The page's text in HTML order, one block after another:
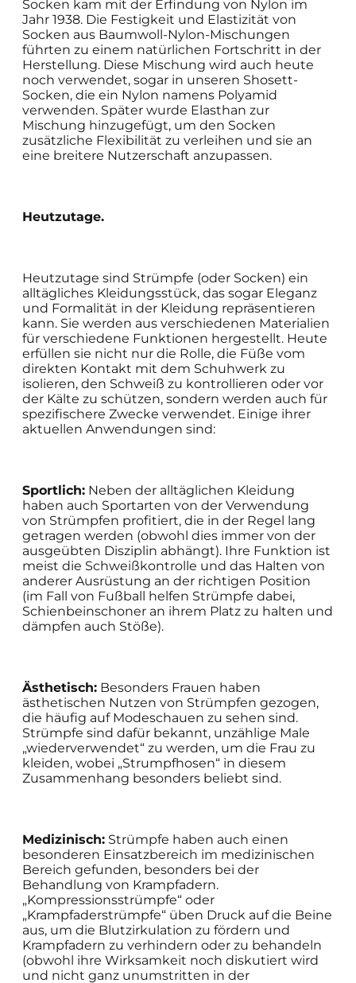
Socken kam mit der Erfindung von Nylon im
Jahr 1938. Die Festigkeit und Elastizität von
Socken aus Baumwoll-Nylon-Mischungen
führten zu einem natürlichen Fortschritt in der
Herstellung. Diese Mischung wird auch heute
noch verwendet, sogar in unseren Shosett-
Socken, die ein Nylon namens Polyamid
verwenden. Später wurde Elasthan zur
Mischung hinzugefügt, um den Socken
zusätzliche Flexibilität zu verleihen und sie an
eine breitere Nutzerschaft anzupassen.
Heutzutage.
Heutzutage sind Strümpfe (oder Socken) ein
alltägliches Kleidungsstück, das sogar Eleganz
und Formalität in der Kleidung repräsentieren
kann. Sie werden aus verschiedenen Materialien
für verschiedene Funktionen hergestellt. Heute
erfüllen sie nicht nur die Rolle, die Füße vom
direkten Kontakt mit dem Schuhwerk zu
isolieren, den Schweiß zu kontrollieren oder vor
der Kälte zu schützen, sondern werden auch für
spezifischere Zwecke verwendet. Einige ihrer
aktuellen Anwendungen sind:
Sportlich: Neben der alltäglichen Kleidung
haben auch Sportarten von der Verwendung
von Strümpfen profitiert, die in der Regel lang
getragen werden (obwohl dies immer von der
ausgeübten Disziplin abhängt). Ihre Funktion ist
meist die Schweißkontrolle und das Halten von
anderer Ausrüstung an der richtigen Position
(im Fall von Fußball helfen Strümpfe dabei,
Schienbeinschoner an ihrem Platz zu halten und
dämpfen auch Stöße).
Ästhetisch: Besonders Frauen haben
ästhetischen Nutzen von Strümpfen gezogen,
die häufig auf Modeschauen zu sehen sind.
Strümpfe sind dafür bekannt, unzählige Male
„wiederverwendet“ zu werden, um die Frau zu
kleiden, wobei „Strumpfhosen“ in diesem
Zusammenhang besonders beliebt sind.
Medizinisch: Strümpfe haben auch einen
besonderen Einsatzbereich im medizinischen
Bereich gefunden, besonders bei der
Behandlung von Krampfadern.
„Kompressionsstrümpfe“ oder
„Krampfaderstrümpfe“ üben Druck auf die Beine
aus, um die Blutzirkulation zu fördern und
Krampfadern zu verhindern oder zu behandeln
(obwohl ihre Wirksamkeit noch diskutiert wird
und nicht ganz unumstritten in der